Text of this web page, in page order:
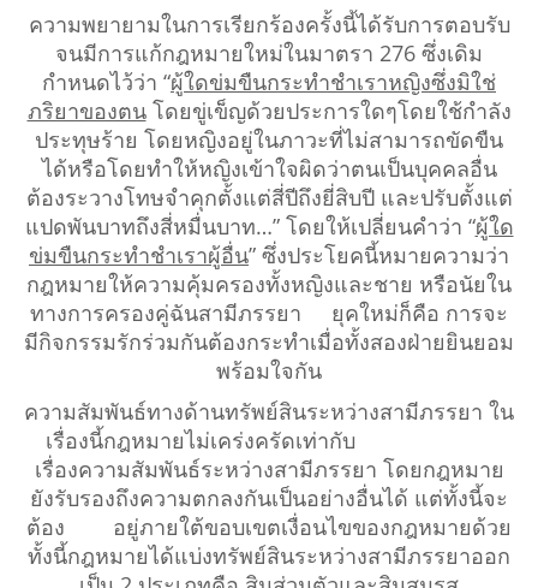
ความพยายามในการเรียกร้องครั้งนี้ได้รับการตอบรับ
จนมีการแก้กฎหมายใหม่ในมาตรา 276 ซึ่งเดิม
กำหนดไว้ว่า “ผู้ใดข่มขืนกระทำชำเราหญิงซึ่งมิใช่
ภริยาของตนโดยขู่เข็ญด้วยประการใดๆโดยใช้กำลัง
ประทุษร้าย โดยหญิงอยู่ในภาวะที่ไม่สามารถขัดขืน
ได้หรือโดยทำให้หญิงเข้าใจผิดว่าตนเป็นบุคคลอื่น
ต้องระวางโทษจำคุกตั้งแต่สี่ปีถึงยี่สิบปี และปรับตั้งแต่
แปดพันบาทถึงสี่หมื่นบาท…” โดยให้เปลี่ยนคำว่า “ผู้ใด
ข่มขืนกระทำชำเราผู้อื่น” ซึ่งประโยคนี้หมายความว่า
กฎหมายให้ความคุ้มครองทั้งหญิงและชาย หรือนัยใน
ทางการครองคู่ฉันสามีภรรยา ยุคใหม่ก็คือ การจะ
มีกิจกรรมรักร่วมกันต้องกระทำเมื่อทั้งสองฝ่ายยินยอม
พร้อมใจกัน
ความสัมพันธ์ทางด้านทรัพย์สินระหว่างสามีภรรยา ใน
เรื่องนี้กฎหมายไม่เคร่งครัดเท่ากับ
เรื่องความสัมพันธ์ระหว่างสามีภรรยา โดยกฎหมาย
ยังรับรองถึงความตกลงกันเป็นอย่างอื่นได้ แต่ทั้งนี้จะ
ต้อง อยู่ภายใต้ขอบเขตเงื่อนไขของกฎหมายด้วย
ทั้งนี้กฎหมายได้แบ่งทรัพย์สินระหว่างสามีภรรยาออก